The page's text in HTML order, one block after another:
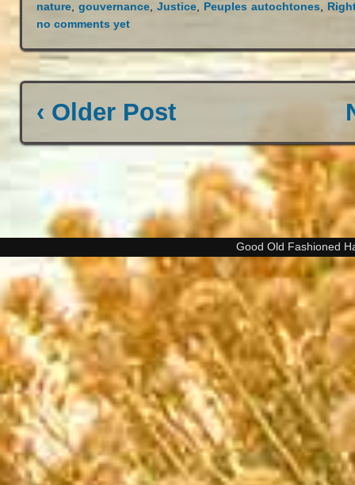
nature,gouvernance,Justice, Peuples autochtones,
no comments yet
‹ Older Post
Good Old Fashioned